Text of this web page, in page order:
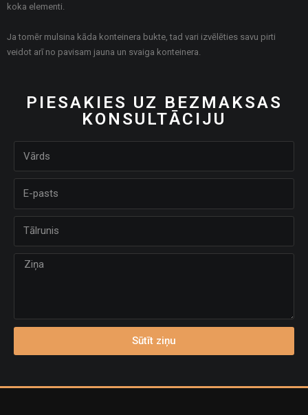
koka elementi.
Ja tomēr mulsina kāda konteinera bukte, tad vari izvēlēties savu pirti
veidot arī no pavisam jauna un svaiga konteinera.
PIESAKIES UZ BEZMAKSAS
KONSULTĀCIJU
Sūtīt ziņu